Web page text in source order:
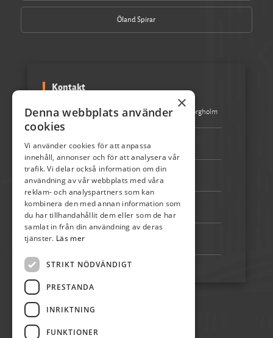
Öland Spirar
Kontakt
Besöksadress: Turistbyrån Storgatan 1 387 31 Borgholm
Epost: info@skordefest.nu
072-507 80 50
Bankgiro: 5192-4348
Swish: 123 222 02 67
×
Denna webbplats använder
cookies
Vi använder cookies för att anpassa
innehåll, annonser och för att analysera vår
trafik. Vi delar också information om din
användning av vår webbplats med våra
reklam- och analyspartners som kan
kombinera den med annan information som
du har tillhandahållit dem eller som de har
samlat in från din användning av deras
tjänster. Läs mer
STRIKT NÖDVÄNDIGT
PRESTANDA
INRIKTNING
FUNKTIONER